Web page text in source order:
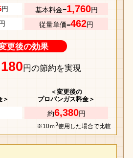
円 基本料金=1,760円
従量単価=462円
更後の効果
円の節約を実現
＞
＜変更後の
プロパンガス料金＞
約6,380円
※10ｍ3使用した場合で比較